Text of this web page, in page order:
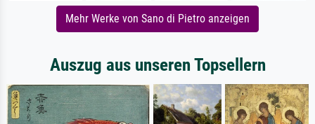
Mehr Werke von Sano di Pietro anzeigen
Auszug aus unseren Topsellern